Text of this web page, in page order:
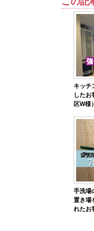
キッチ
したお
区W様）
手洗場
置き場
れたお